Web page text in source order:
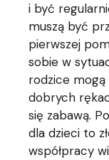
i być
muszą być
pierwszej
sobie w
rodzice mogą
dobrych
się zabawą.
dla dzieci to
współpracy